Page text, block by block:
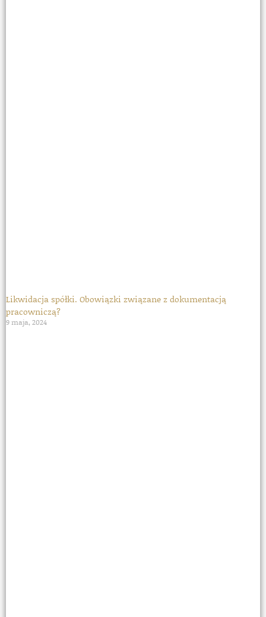
Likwidacja spółki. Obowiązki związane z dokumentacją
pracowniczą?
9 maja, 2024